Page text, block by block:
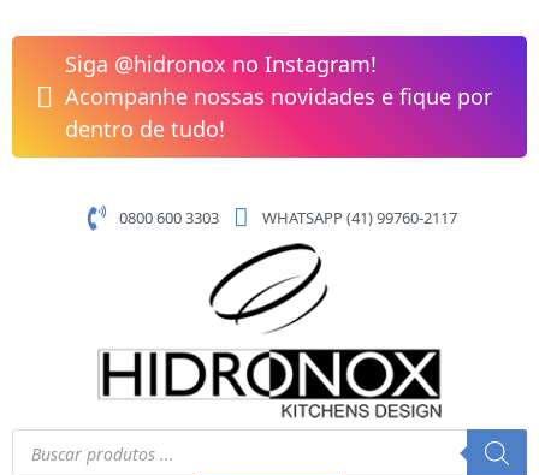
para
conteúdo
Siga @hidronox no Instagram!
Acompanhe nossas novidades e fique por
dentro de tudo!
0800 600 3303 WHATSAPP (41) 99760-2117
Pesquisar
produtos
de
Panelas
6pçs
Inox/Baquelite
Solar
quantidade